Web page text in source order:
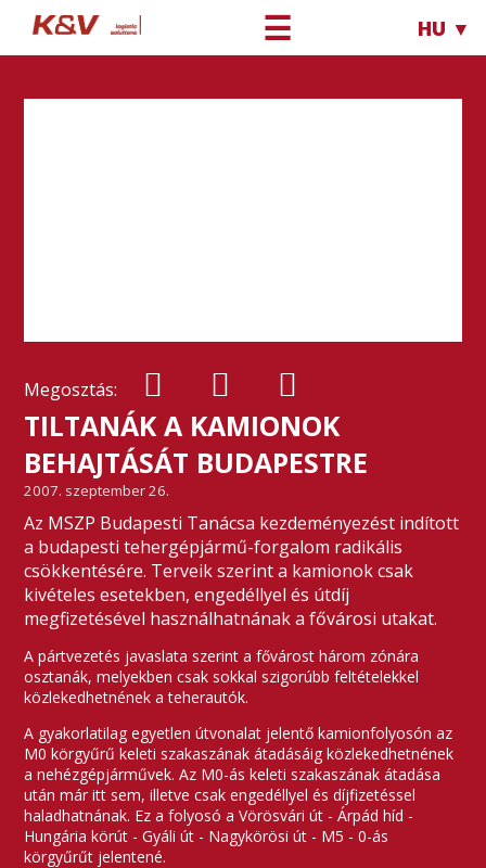
☰ HU ▼
Megosztás:
TILTANÁK A KAMIONOK
BEHAJTÁSÁT BUDAPESTRE
2007. szeptember 26.
Az MSZP Budapesti Tanácsa kezdeményezést indított
a budapesti tehergépjármű-forgalom radikális
csökkentésére. Terveik szerint a kamionok csak
kivételes esetekben, engedéllyel és útdíj
megfizetésével használhatnának a fővárosi utakat.
A pártvezetés javaslata szerint a fővárost három zónára
osztanák, melyekben csak sokkal szigorúbb feltételekkel
közlekedhetnének a teherautók.
A gyakorlatilag egyetlen útvonalat jelentő kamionfolyosón az
M0 körgyűrű keleti szakaszának átadásáig közlekedhetnének
a nehézgépjárművek. Az M0-ás keleti szakaszának átadása
után már itt sem, illetve csak engedéllyel és díjfizetéssel
haladhatnának. Ez a folyosó a Vörösvári út - Árpád híd -
Hungária körút - Gyáli út - Nagykörösi út - M5 - 0-ás
körgyűrűt jelentené.